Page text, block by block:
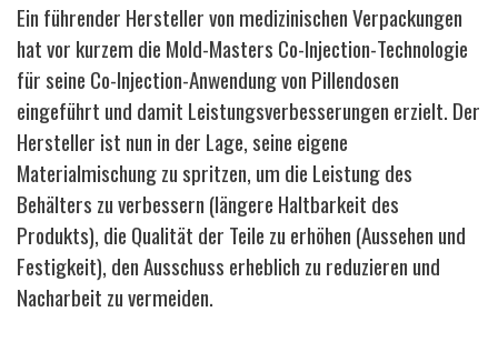
Ein führender Hersteller von medizinischen Verpackungen
hat vor kurzem die Mold-Masters Co-Injection-Technologie
für seine Co-Injection-Anwendung von Pillendosen
eingeführt und damit Leistungsverbesserungen erzielt. Der
Hersteller ist nun in der Lage, seine eigene
Materialmischung zu spritzen, um die Leistung des
Behälters zu verbessern (längere Haltbarkeit des
Produkts), die Qualität der Teile zu erhöhen (Aussehen und
Festigkeit), den Ausschuss erheblich zu reduzieren und
Nacharbeit zu vermeiden.